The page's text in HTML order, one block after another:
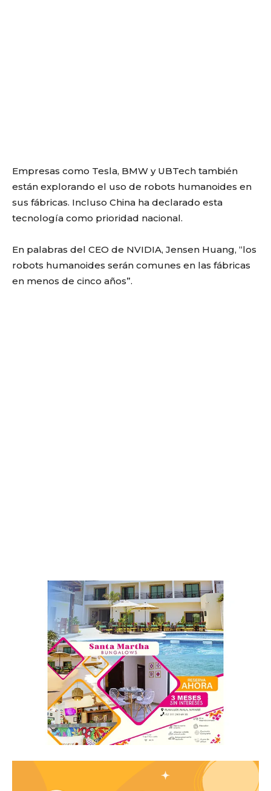
Empresas como Tesla, BMW y UBTech también
están explorando el uso de robots humanoides en
sus fábricas. Incluso China ha declarado esta
tecnología como prioridad nacional.
En palabras del CEO de NVIDIA, Jensen Huang, “los
robots humanoides serán comunes en las fábricas
en menos de cinco años”.